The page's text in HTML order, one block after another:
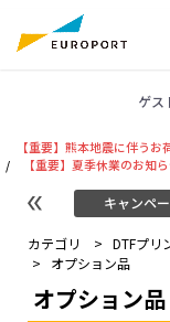
ゲス
【重要】熊本地震に伴う
/
【重要】夏季休業のお知
キャンペ
カテゴリ > DTFプリ
>
オプション品
オプション品